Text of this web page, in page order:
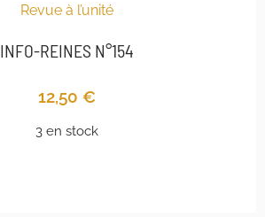
Revue à l’unité
INFO-REINES N°154
12,50 €
3 en stock